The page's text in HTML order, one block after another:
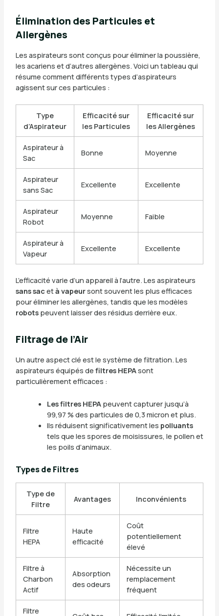
Élimination des Particules et
Allergènes
Les aspirateurs sont conçus pour éliminer la poussière,
les acariens et d’autres allergènes. Voici un tableau qui
résume comment différents types d’aspirateurs
agissent sur ces particules :
Type
d’Aspirateur
Efficacité sur
les Particules
Efficacité sur
les Allergènes
Aspirateur à
Sac
Bonne Moyenne
Aspirateur
sans Sac
Excellente Excellente
Aspirateur
Robot
Moyenne Faible
Aspirateur à
Vapeur
Excellente Excellente
L’efficacité varie d’un appareil à l’autre. Les aspirateurs
sans sacetà vapeursont souvent les plus efficaces
pour éliminer les allergènes, tandis que les modèles
robotspeuvent laisser des résidus derrière eux.
Filtrage de l’Air
Un autre aspect clé est le système de filtration. Les
aspirateurs équipés de filtres HEPAsont
particulièrement efficaces :
Les filtres HEPApeuvent capturer jusqu’à
99,97 % des particules de 0,3 micron et plus.
Ils réduisent significativement les polluants
tels que les spores de moisissures, le pollen et
les poils d’animaux.
Types de Filtres
Type de
Filtre
Avantages Inconvénients
Filtre
HEPA
Haute
efficacité
Coût
potentiellement
élevé
Filtre à
Charbon
Actif
Absorption
des odeurs
Nécessite un
remplacement
fréquent
Filtre